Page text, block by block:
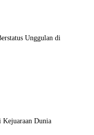
Unggulan di
Kejuaraan Dunia